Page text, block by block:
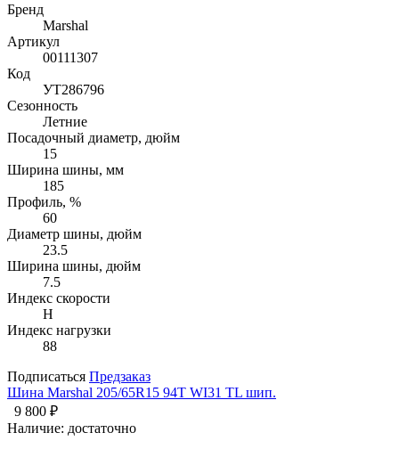
Бренд
Marshal
Артикул
00111307
Код
УТ286796
Сезонность
Летние
Посадочный диаметр, дюйм
15
Ширина шины, мм
185
Профиль, %
60
Диаметр шины, дюйм
23.5
Ширина шины, дюйм
7.5
Индекс скорости
H
Индекс нагрузки
88
Подписаться Предзаказ
Шина Marshal 205/65R15 94T WI31 TL шип.
9 800 ₽
Наличие: достаточно